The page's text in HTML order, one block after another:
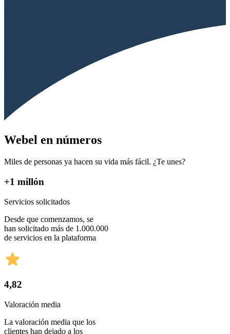
Webel en números
Miles de personas ya hacen su vida más fácil. ¿Te unes?
+1 millón
Servicios solicitados
Desde que comenzamos, se
han solicitado más de 1.000.000
de servicios en la plataforma
4,82
Valoración media
La valoración media que los
clientes han dejado a los